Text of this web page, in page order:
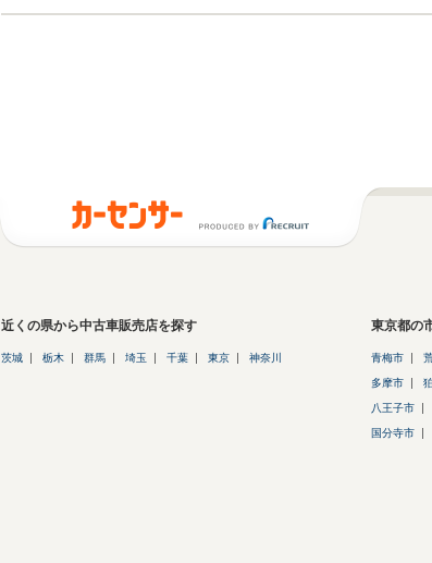
近くの県から中古車販売店を探す
茨城 栃木 群馬 埼玉 千葉 東京 神奈川
東京都の
青梅市
多摩市
八王子市
国分寺市